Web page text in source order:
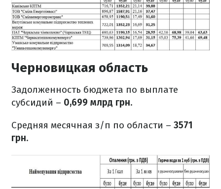
Черновицкая область
Задолженность бюджета по выплате
субсидий – 0,699 млрд грн.
Средняя месячная з/п по области – 3571
грн.